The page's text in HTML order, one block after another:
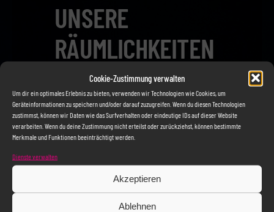
Cookie-Zustimmung verwalten
Um dir ein optimales Erlebnis zu bieten, verwenden wir Technologien wie Cookies, um
Geräteinformationen zu speichern und/oder darauf zuzugreifen. Wenn du diesen Technologien
zustimmst, können wir Daten wie das Surfverhalten oder eindeutige IDs auf dieser Website
verarbeiten. Wenn du deine Zustimmung nicht erteilst oder zurückziehst, können bestimmte
Merkmale und Funktionen beeinträchtigt werden.
Dienste verwalten
Akzeptieren
Ablehnen
UNSERE
RÄUMLICHKEITEN
GESANGSCHULE
Schillerstraße 66
73033 Göppingen
MUSICALSCHULE